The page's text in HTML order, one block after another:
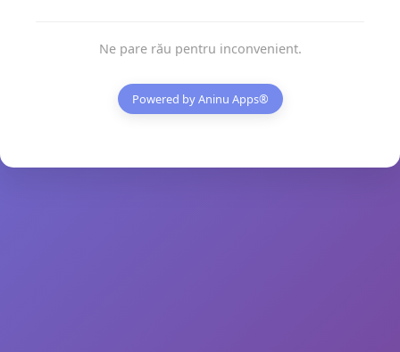
Ne pare rău pentru inconvenient.
Powered byAninu Apps®